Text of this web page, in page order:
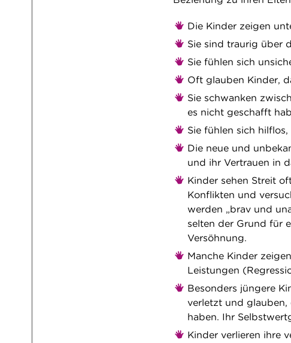
Die Kinder zeigen
Sie sind traurig über
Sie fühlen sich
Oft glauben Kinder,
Sie schwanken
es nicht geschafft
Sie fühlen sich
Die neue und
und ihr Vertrauen in
Kinder sehen Streit
Konflikten und
werden „brav und
selten der Grund für
Versöhnung.
Manche Kinder
Leistungen
Besonders jüngere
verletzt und glauben,
haben. Ihr
Kinder verlieren ihre